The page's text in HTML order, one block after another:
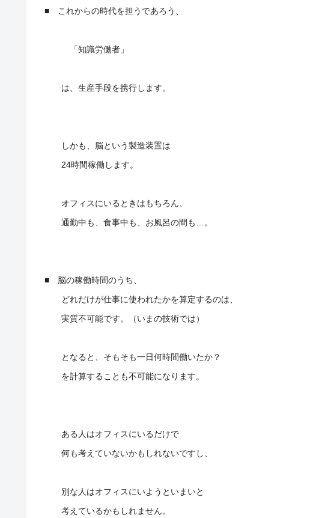
■ これからの時代を担うであろう、
「知識労働者」
は、生産手段を携行します。
しかも、脳という製造装置は
24時間稼働します。
オフィスにいるときはもちろん、
通勤中も、食事中も、お風呂の間も…。
■ 脳の稼働時間のうち、
どれだけが仕事に使われたかを算定するのは、
実質不可能です。（いまの技術では）
となると、そもそも一日何時間働いたか？
を計算することも不可能になります。
ある人はオフィスにいるだけで
何も考えていないかもしれないですし、
別な人はオフィスにいようといまいと
考えているかもしれません。